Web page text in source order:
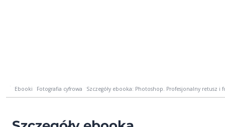
Ebooki Fotografia cyfrowa Szczegóły ebooka: Photoshop. Profesjonalny retusz i